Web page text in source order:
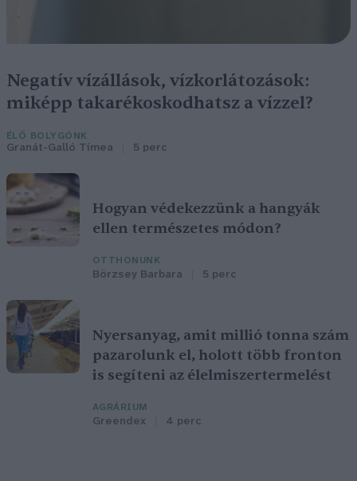
Negatív vízállások, vízkorlátozások:
miképp takarékoskodhatsz a vízzel?
ÉLŐ BOLYGÓNK
Granát-Galló Tímea 5 perc
Hogyan védekezzünk a hangyák
ellen természetes módon?
OTTHONUNK
Börzsey Barbara 5 perc
Nyersanyag, amit millió tonna szám
pazarolunk el, holott több fronton
is segíteni az élelmiszertermelést
AGRÁRIUM
Greendex 4 perc